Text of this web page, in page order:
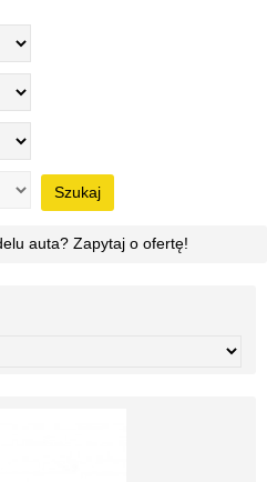
Szukaj
auta? Zapytaj o ofertę!